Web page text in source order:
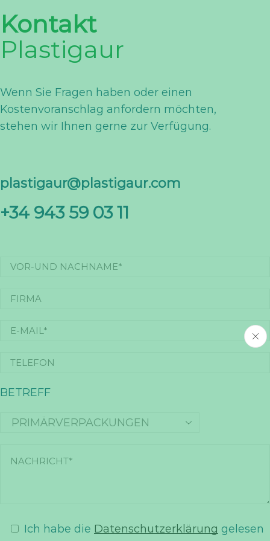
Kontakt
Plastigaur
Wenn Sie Fragen haben oder einen
Kostenvoranschlag anfordern möchten,
stehen wir Ihnen gerne zur Verfügung.
plastigaur@plastigaur.com
+34 943 59 03 11
BETREFF
Ich habe die Datenschutzerklärung gelesen